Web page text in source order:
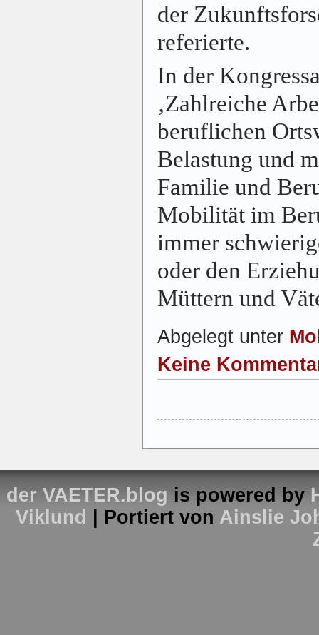
der
referierte.
In der
‚Zahlreiche
beruflichen
Belastung und
Familie und
Mobilität im
immer
oder den
Müttern und
Abgelegt unter
Keine
der VAETER.blog is powered by
Viklund
| Portiert von Ainslie